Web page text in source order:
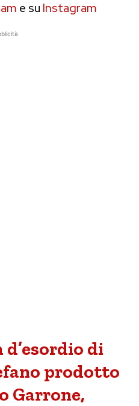
e su Instagram
di
prodotto
Garrone,